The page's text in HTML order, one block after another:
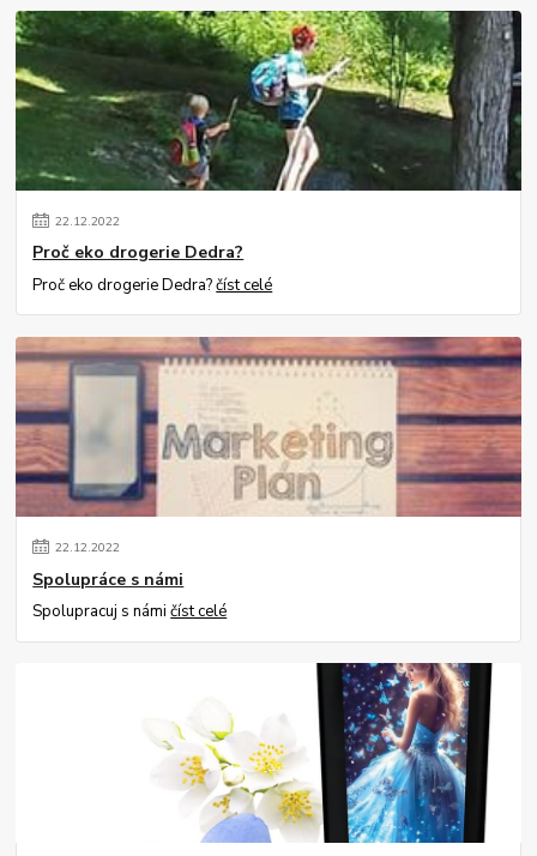
22.12.2022
Proč eko drogerie Dedra?
Proč eko drogerie Dedra?číst celé
22.12.2022
Spolupráce s námi
Spolupracuj s námičíst celé